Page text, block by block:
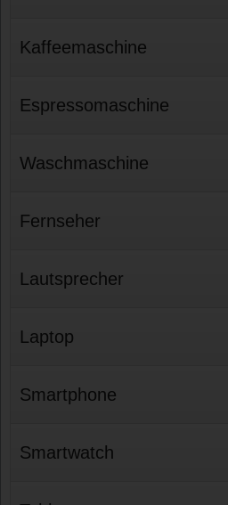
Kaffeemaschine
Espressomaschine
Waschmaschine
Fernseher
Lautsprecher
Laptop
Smartphone
Smartwatch